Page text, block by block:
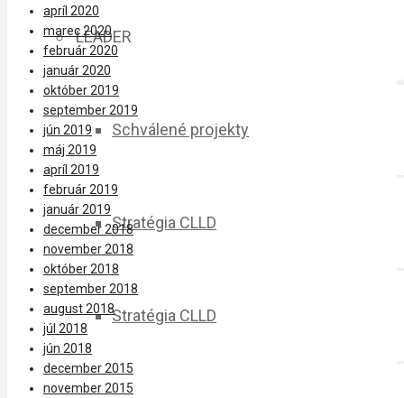
LEADER
Schválené projekty
Stratégia CLLD
Stratégia CLLD
apríl 2020
marec 2020
február 2020
január 2020
október 2019
september 2019
jún 2019
máj 2019
apríl 2019
február 2019
január 2019
december 2018
november 2018
október 2018
september 2018
august 2018
júl 2018
jún 2018
december 2015
november 2015